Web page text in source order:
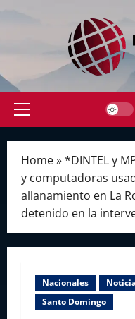
Primary
Home»*DINTEL y
y computadoras
allanamiento en La
detenido en la
Nacionales
Santo Domingo